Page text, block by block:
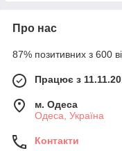
Про нас
87% позитивних з 600
Працює з
м. Одеса
Одеса, Україна
Контакти